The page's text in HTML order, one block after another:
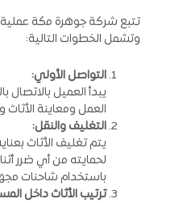
تتبع شركة جوهرة مكة عملية
وتشمل الخطوات التالية:
التواصل الأولي:
يبدأ العميل بالاتصال
العمل ومعاينة الأثاث
التغليف والنقل:
يتم تغليف الأثاث
لحمايته من أي ضرر
باستخدام شاحنات
ترتيب الأثاث داخل